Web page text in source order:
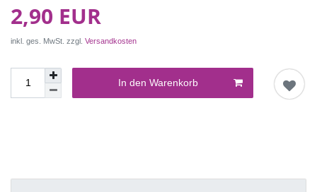
2,90 EUR
inkl. ges. MwSt. zzgl. Versandkosten
In den Warenkorb